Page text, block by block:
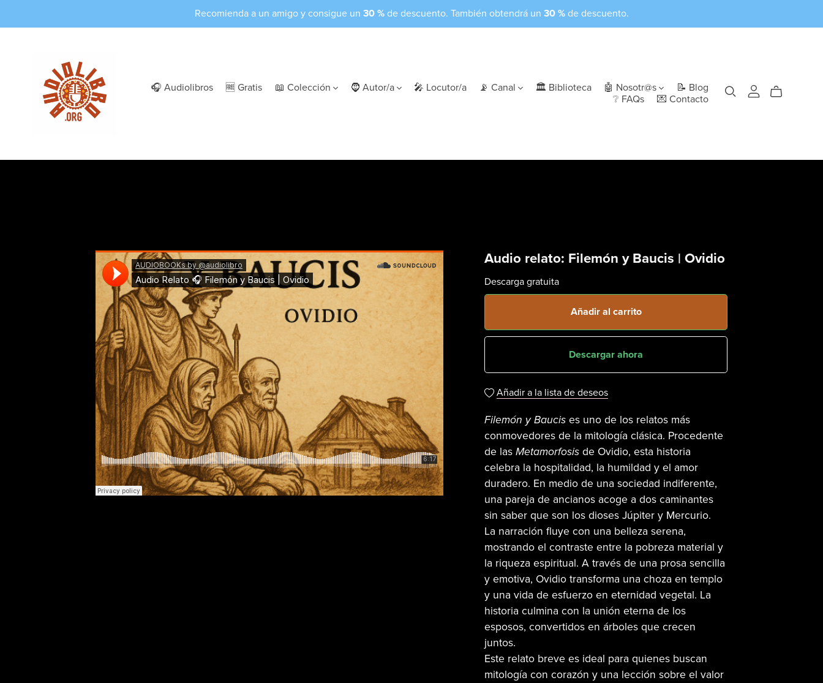
Recomienda a un amigo y consigue un 30 % de descuento. También obtendrá un 30 %de descuento.
🎧 Audiolibros 🆓 Gratis 📖 Colección 🧔 Autor/a 🎤 Locutor/a 📡 Canal 🏛 Biblioteca 🤖 Nosotr@s
📝 Blog
❔ FAQs
💌 Contacto
Audio relato: Filemón y Baucis | Ovidio
Descarga gratuita
Añadir al carrito
Descargar ahora
Añadir a la lista de deseos
Filemón y Baucises uno de los relatos más
conmovedores de la mitología clásica. Procedente
de las Metamorfosisde Ovidio, esta historia
celebra la hospitalidad, la humildad y el amor
duradero. En medio de una sociedad indiferente,
una pareja de ancianos acoge a dos caminantes
sin saber que son los dioses Júpiter y Mercurio.
La narración fluye con una belleza serena,
mostrando el contraste entre la pobreza material y
la riqueza espiritual. A través de una prosa sencilla
y emotiva, Ovidio transforma una choza en templo
y una vida de esfuerzo en eternidad vegetal. La
historia culmina con la unión eterna de los
esposos, convertidos en árboles que crecen
juntos.
Este relato breve es ideal para quienes buscan
mitología con corazón y una lección sobre el valor